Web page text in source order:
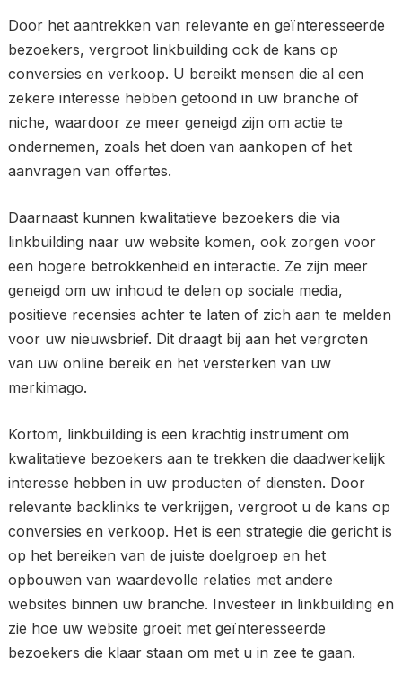
Door het aantrekken van relevante en geïnteresseerde
bezoekers, vergroot linkbuilding ook de kans op
conversies en verkoop. U bereikt mensen die al een
zekere interesse hebben getoond in uw branche of
niche, waardoor ze meer geneigd zijn om actie te
ondernemen, zoals het doen van aankopen of het
aanvragen van offertes.
Daarnaast kunnen kwalitatieve bezoekers die via
linkbuilding naar uw website komen, ook zorgen voor
een hogere betrokkenheid en interactie. Ze zijn meer
geneigd om uw inhoud te delen op sociale media,
positieve recensies achter te laten of zich aan te melden
voor uw nieuwsbrief. Dit draagt bij aan het vergroten
van uw online bereik en het versterken van uw
merkimago.
Kortom, linkbuilding is een krachtig instrument om
kwalitatieve bezoekers aan te trekken die daadwerkelijk
interesse hebben in uw producten of diensten. Door
relevante backlinks te verkrijgen, vergroot u de kans op
conversies en verkoop. Het is een strategie die gericht is
op het bereiken van de juiste doelgroep en het
opbouwen van waardevolle relaties met andere
websites binnen uw branche. Investeer in linkbuilding en
zie hoe uw website groeit met geïnteresseerde
bezoekers die klaar staan om met u in zee te gaan.